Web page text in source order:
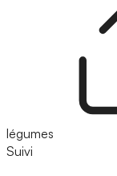
légumes
Suivi